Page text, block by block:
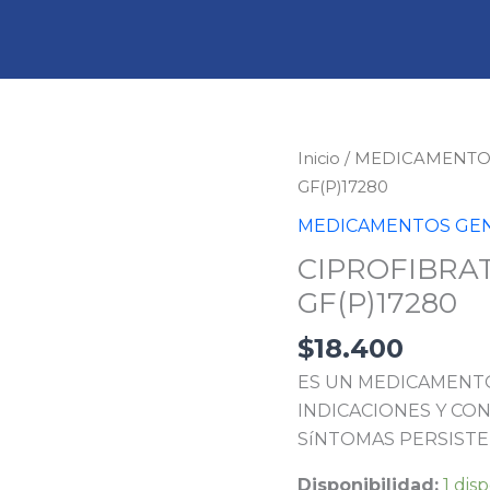
Inicio /
GF(P)17280
MEDICAMENTOS
GF(P)17280
$18.400
ES UN
INDICACIONES Y
SíNTOMAS
Disponibilidad: 1
CIPROFIBRATO
100
MG
TBS
GF(P)17280